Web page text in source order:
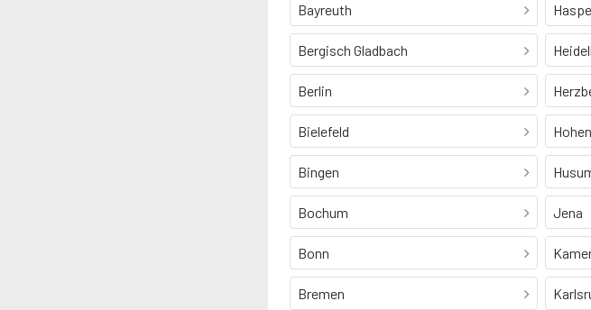
Bayreuth
Bergisch Gladbach
Berlin
Bielefeld
Bingen
Bochum
Bonn
Bremen
Haspe
Jena